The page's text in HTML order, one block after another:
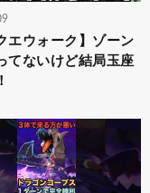
エウォーク】ゾーン
てないけど結局玉座